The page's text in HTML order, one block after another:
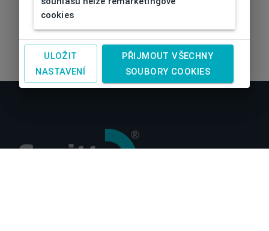
cookies
ULOŽIT
NASTAVENÍ
PŘIJMOUT VŠECHNY
SOUBORY COOKIES